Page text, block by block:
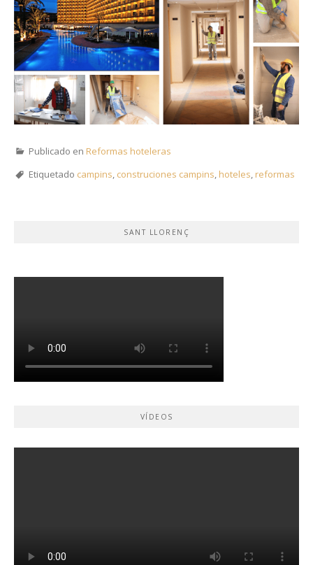
Publicado en Reformas hoteleras
Etiquetado campins construciones campins hoteles reformas
SANT LLORENÇ
VÍDEOS